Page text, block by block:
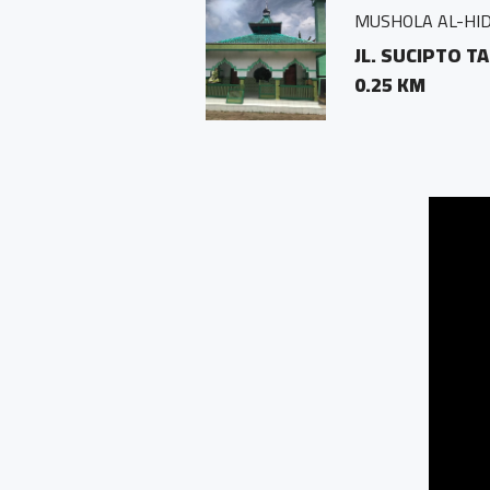
MUSHOLA AL-HIDAYAH
JL. SUCIPTO
0.25 KM